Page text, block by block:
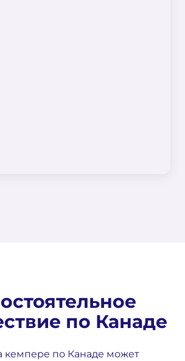
по Канаде
кемпере по Канаде может